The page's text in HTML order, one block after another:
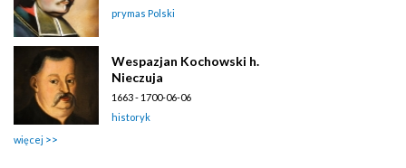
prymas Polski
Wespazjan Kochowski h.
Nieczuja
1663 - 1700-06-06
historyk
więcej